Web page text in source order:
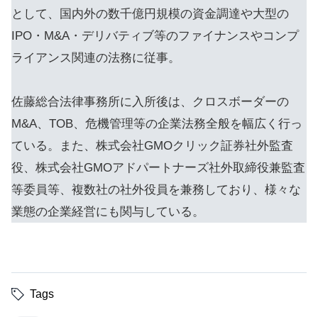
として、国内外の数千億円規模の資金調達や大型の
IPO・M&A・デリバティブ等のファイナンスやコンプ
ライアンス関連の法務に従事。
佐藤総合法律事務所に入所後は、クロスボーダーの
M&A、TOB、危機管理等の企業法務全般を幅広く行っ
ている。また、株式会社GMOクリック証券社外監査
役、株式会社GMOアドパートナーズ社外取締役兼監査
等委員等、複数社の社外役員を兼務しており、様々な
業態の企業経営にも関与している。
Tags